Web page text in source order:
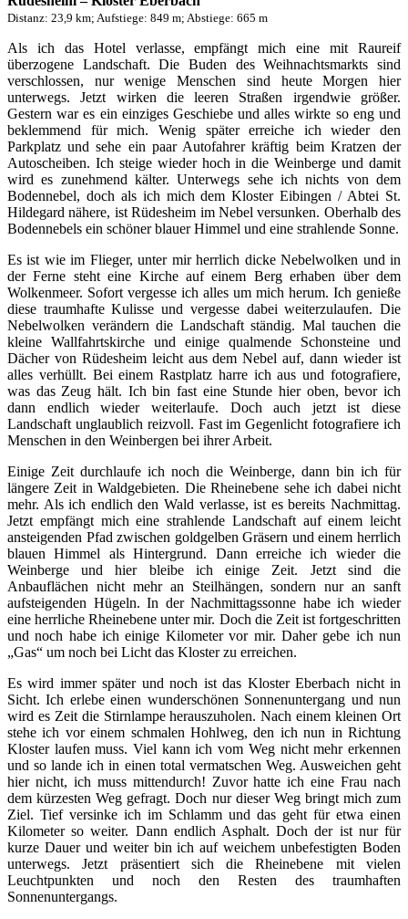
Distanz: 23,9 km; Aufstiege: 849 m; Abstiege: 665 m
Als ich das Hotel verlasse, empfängt mich eine mit Raureif
überzogene Landschaft. Die Buden des Weihnachtsmarkts sind
verschlossen, nur wenige Menschen sind heute Morgen hier
unterwegs. Jetzt wirken die leeren Straßen irgendwie größer.
Gestern war es ein einziges Geschiebe und alles wirkte so eng und
beklemmend für mich. Wenig später erreiche ich wieder den
Parkplatz und sehe ein paar Autofahrer kräftig beim Kratzen der
Autoscheiben. Ich steige wieder hoch in die Weinberge und damit
wird es zunehmend kälter. Unterwegs sehe ich nichts von dem
Bodennebel, doch als ich mich dem Kloster Eibingen / Abtei St.
Hildegard nähere, ist Rüdesheim im Nebel versunken. Oberhalb des
Bodennebels ein schöner blauer Himmel und eine strahlende Sonne.
Es ist wie im Flieger, unter mir herrlich dicke Nebelwolken und in
der Ferne steht eine Kirche auf einem Berg erhaben über dem
Wolkenmeer. Sofort vergesse ich alles um mich herum. Ich genieße
diese traumhafte Kulisse und vergesse dabei weiterzulaufen. Die
Nebelwolken verändern die Landschaft ständig. Mal tauchen die
kleine Wallfahrtskirche und einige qualmende Schonsteine und
Dächer von Rüdesheim leicht aus dem Nebel auf, dann wieder ist
alles verhüllt. Bei einem Rastplatz harre ich aus und fotografiere,
was das Zeug hält. Ich bin fast eine Stunde hier oben, bevor ich
dann endlich wieder weiterlaufe. Doch auch jetzt ist diese
Landschaft unglaublich reizvoll. Fast im Gegenlicht fotografiere ich
Menschen in den Weinbergen bei ihrer Arbeit.
Einige Zeit durchlaufe ich noch die Weinberge, dann bin ich für
längere Zeit in Waldgebieten. Die Rheinebene sehe ich dabei nicht
mehr. Als ich endlich den Wald verlasse, ist es bereits Nachmittag.
Jetzt empfängt mich eine strahlende Landschaft auf einem leicht
ansteigenden Pfad zwischen goldgelben Gräsern und einem herrlich
blauen Himmel als Hintergrund. Dann erreiche ich wieder die
Weinberge und hier bleibe ich einige Zeit. Jetzt sind die
Anbauflächen nicht mehr an Steilhängen, sondern nur an sanft
aufsteigenden Hügeln. In der Nachmittagssonne habe ich wieder
eine herrliche Rheinebene unter mir. Doch die Zeit ist fortgeschritten
und noch habe ich einige Kilometer vor mir. Daher gebe ich nun
„Gas“ um noch bei Licht das Kloster zu erreichen.
Es wird immer später und noch ist das Kloster Eberbach nicht in
Sicht. Ich erlebe einen wunderschönen Sonnenuntergang und nun
wird es Zeit die Stirnlampe herauszuholen. Nach einem kleinen Ort
stehe ich vor einem schmalen Hohlweg, den ich nun in Richtung
Kloster laufen muss. Viel kann ich vom Weg nicht mehr erkennen
und so lande ich in einen total vermatschen Weg. Ausweichen geht
hier nicht, ich muss mittendurch! Zuvor hatte ich eine Frau nach
dem kürzesten Weg gefragt. Doch nur dieser Weg bringt mich zum
Ziel. Tief versinke ich im Schlamm und das geht für etwa einen
Kilometer so weiter. Dann endlich Asphalt. Doch der ist nur für
kurze Dauer und weiter bin ich auf weichem unbefestigten Boden
unterwegs. Jetzt präsentiert sich die Rheinebene mit vielen
Leuchtpunkten und noch den Resten des traumhaften
Sonnenuntergangs.